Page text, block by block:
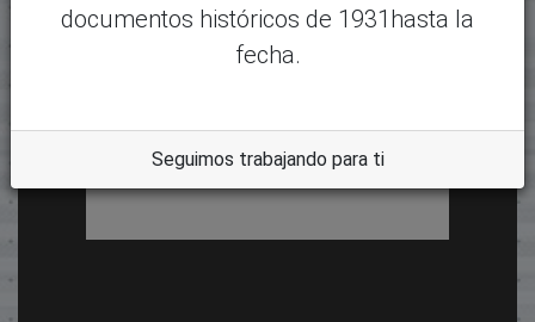
documentos históricos de 1931hasta la
fecha.
Seguimos trabajando para ti